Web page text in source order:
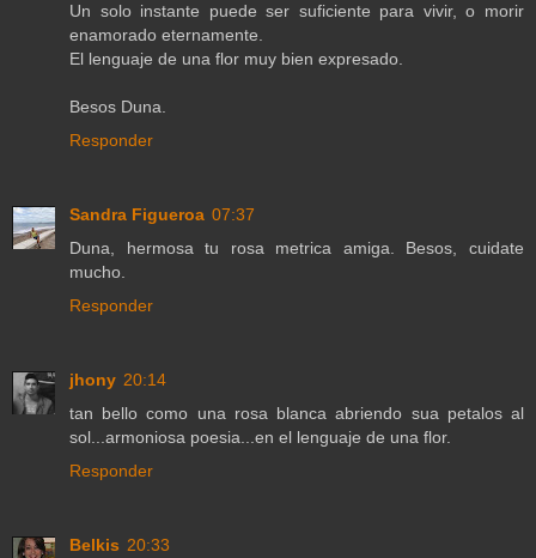
Un solo instante puede ser suficiente para vivir, o morir
enamorado eternamente.
El lenguaje de una flor muy bien expresado.
Besos Duna.
Responder
Sandra Figueroa 07:37
Duna, hermosa tu rosa metrica amiga. Besos, cuidate
mucho.
Responder
jhony 20:14
tan bello como una rosa blanca abriendo sua petalos al
sol...armoniosa poesia...en el lenguaje de una flor.
Responder
Belkis 20:33